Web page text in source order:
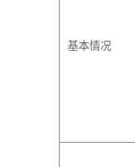
基本情况